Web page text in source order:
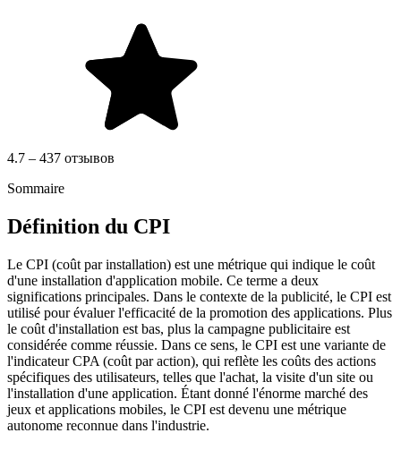
4.7 – 437 отзывов
Sommaire
Définition du CPI
Le CPI (coût par installation) est une métrique qui indique le coût
d'une installation d'application mobile. Ce terme a deux
significations principales. Dans le contexte de la publicité, le CPI est
utilisé pour évaluer l'efficacité de la promotion des applications. Plus
le coût d'installation est bas, plus la campagne publicitaire est
considérée comme réussie. Dans ce sens, le CPI est une variante de
l'indicateur CPA (coût par action), qui reflète les coûts des actions
spécifiques des utilisateurs, telles que l'achat, la visite d'un site ou
l'installation d'une application. Étant donné l'énorme marché des
jeux et applications mobiles, le CPI est devenu une métrique
autonome reconnue dans l'industrie.